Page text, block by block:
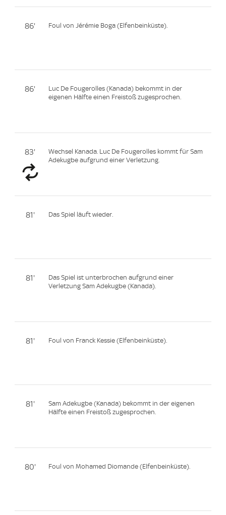
86' Foul von Jérémie Boga (Elfenbeinküste).
86'
Luc De Fougerolles (Kanada) bekommt in der
eigenen Hälfte einen Freistoß zugesprochen.
83'
Wechsel Kanada. Luc De Fougerolles kommt für Sam
Adekugbe aufgrund einer Verletzung.
81' Das Spiel läuft wieder.
81'
Das Spiel ist unterbrochen aufgrund einer
Verletzung Sam Adekugbe (Kanada).
81' Foul von Franck Kessie (Elfenbeinküste).
81'
Sam Adekugbe (Kanada) bekommt in der eigenen
Hälfte einen Freistoß zugesprochen.
80' Foul von Mohamed Diomande (Elfenbeinküste).